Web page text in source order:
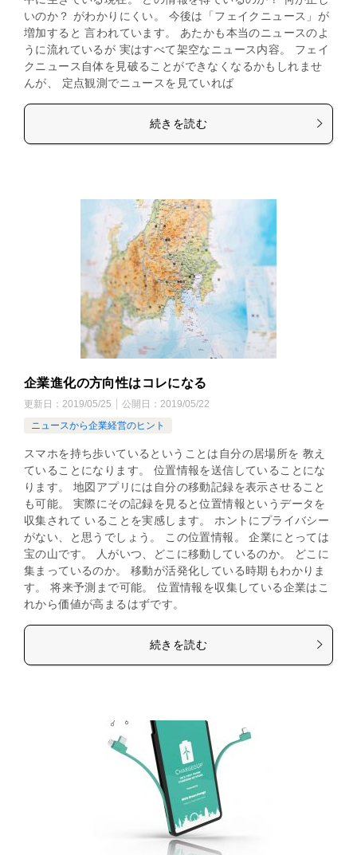
いのか？ がわかりにくい。 今後は「フェイクニュース」が
増加すると 言われています。 あたかも本当のニュースのよ
うに流れているが 実はすべて架空なニュース内容。 フェイ
クニュース自体を見破ることができなくなるかもしれませ
んが、 定点観測でニュースを見ていれば
続きを読む
企業進化の方向性はコレになる
更新日： 2019/05/25 公開日： 2019/05/22
ニュースから企業経営のヒント
スマホを持ち歩いているということは自分の居場所を 教え
ていることになります。 位置情報を送信していることにな
ります。 地図アプリには自分の移動記録を表示させること
も可能。 実際にその記録を見ると位置情報というデータを
収集されて いることを実感します。 ホントにプライバシー
がない、と思うでしょう。 この位置情報。 企業にとっては
宝の山です。 人がいつ、どこに移動しているのか。 どこに
集まっているのか。 移動が活発化している時期もわかりま
す。 将来予測まで可能。 位置情報を収集している企業はこ
れから価値が高まるはずです。
続きを読む